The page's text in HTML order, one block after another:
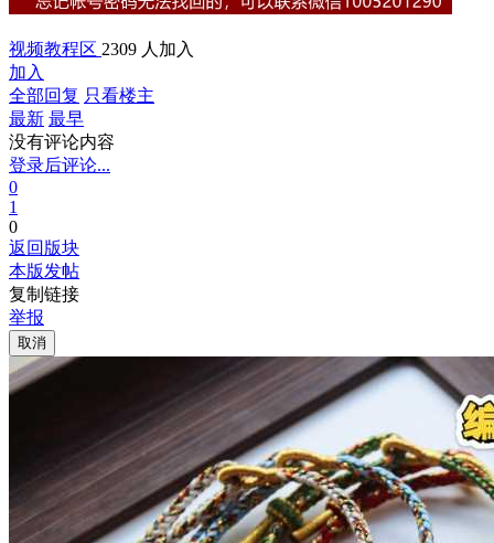
视频教程区 2309 人加入
加入
全部回复 只看楼主
最新 最早
没有评论内容
登录后评论...
0
1
0
返回版块
本版发帖
复制链接
举报
取消